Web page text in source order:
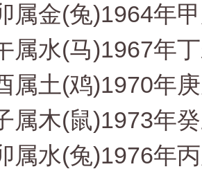
属金(兔)1964年
属水(马)1967年
属土(鸡)1970年
属木(鼠)1973年
属水(兔)1976年